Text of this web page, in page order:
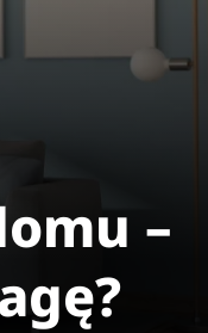
–